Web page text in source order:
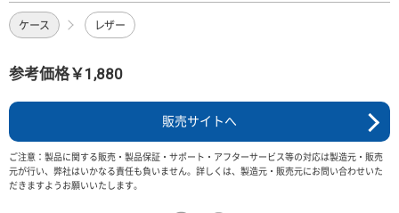
ケース レザー
参考価格￥1,880
販売サイトへ
ご注意：製品に関する販売・製品保証・サポート・アフターサービス等の対応は製造元・販売
元が行い、弊社はいかなる責任も負いません。詳しくは、製造元・販売元にお問い合わせいた
だきますようお願いいたします。